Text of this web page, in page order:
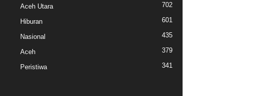
Aceh Utara 702
Hiburan 601
Nasional 435
Aceh 379
Peristiwa 341